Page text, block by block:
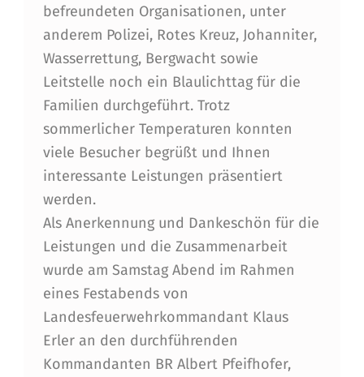
befreundeten Organisationen, unter
anderem Polizei, Rotes Kreuz, Johanniter,
Wasserrettung, Bergwacht sowie
Leitstelle noch ein Blaulichttag für die
Familien durchgeführt. Trotz
sommerlicher Temperaturen konnten
viele Besucher begrüßt und Ihnen
interessante Leistungen präsentiert
werden.
Als Anerkennung und Dankeschön für die
Leistungen und die Zusammenarbeit
wurde am Samstag Abend im Rahmen
eines Festabends von
Landesfeuerwehrkommandant Klaus
Erler an den durchführenden
Kommandanten BR Albert Pfeifhofer,